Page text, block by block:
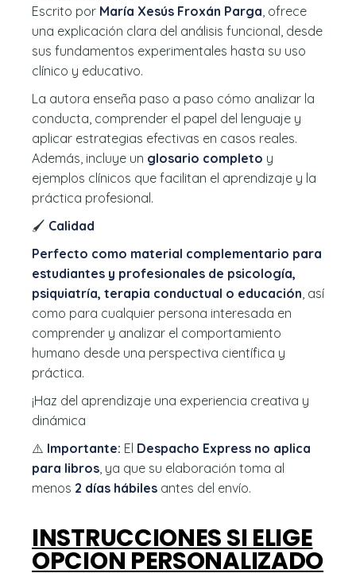
Escrito por María Xesús Froxán Parga , ofrece
una explicación clara del análisis funcional, desde
sus fundamentos experimentales hasta su uso
clínico y educativo.
La autora enseña paso a paso cómo analizar la
conducta, comprender el papel del lenguaje y
aplicar estrategias efectivas en casos reales.
Además, incluye un glosario completo y
ejemplos clínicos que facilitan el aprendizaje y la
práctica profesional.
🖌️ Calidad
Perfecto como material complementario para
estudiantes y profesionales de psicología,
psiquiatría, terapia conductual o educación , así
como para cualquier persona interesada en
comprender y analizar el comportamiento
humano desde una perspectiva científica y
práctica.
¡Haz del aprendizaje una experiencia creativa y
dinámica
⚠️ Importante: El Despacho Express no aplica
para libros , ya que su elaboración toma al
menos 2 días hábiles antes del envío.
INSTRUCCIONES SI ELIGE
OPCION PERSONALIZADO